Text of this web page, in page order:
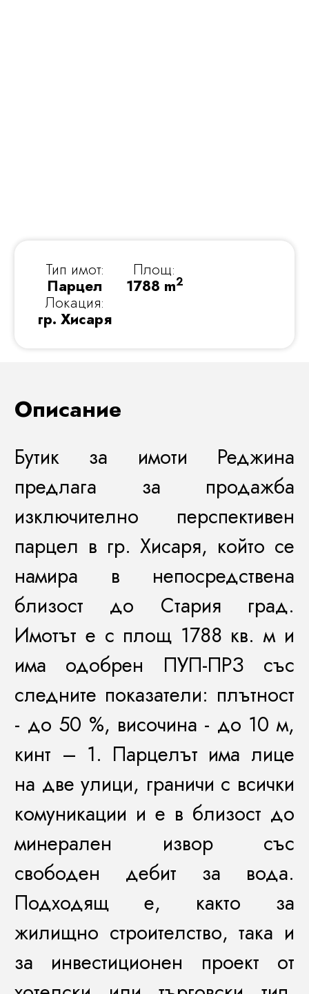
Тип имот:
Парцел
Локация:
гр. Хисаря
Площ:
1788 m2
Описание
Бутик за имоти Реджина
предлага за продажба
изключително перспективен
парцел в гр. Хисаря, който се
намира в непосредствена
близост до Стария град.
Имотът е с площ 1788 кв. м и
има одобрен ПУП-ПРЗ със
следните показатели: плътност
- до 50 %, височина - до 10 м,
кинт – 1. Парцелът има лице
на две улици, граничи с всички
комуникации и е в близост до
минерален извор със
свободен дебит за вода.
Подходящ е, както за
жилищно строителство, така и
за инвестиционен проект от